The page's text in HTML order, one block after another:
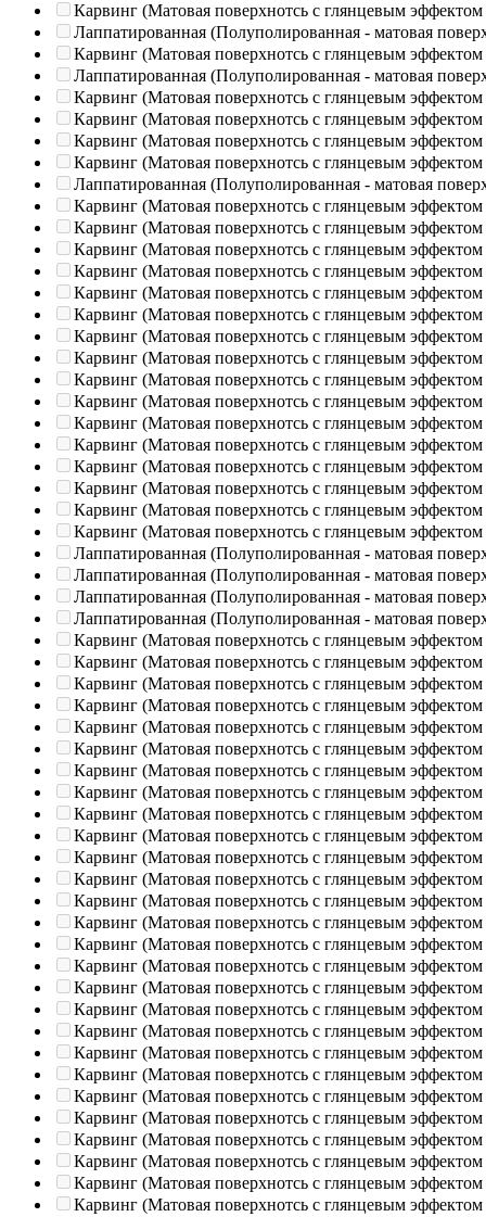
Карвинг (Матовая поверхнотсь с глянцевым эффектом
Лаппатированная (Полуполированная - матовая
Карвинг (Матовая поверхнотсь с глянцевым эффектом
Лаппатированная (Полуполированная - матовая
Карвинг (Матовая поверхнотсь с глянцевым эффектом
Карвинг (Матовая поверхнотсь с глянцевым эффектом
Карвинг (Матовая поверхнотсь с глянцевым эффектом
Карвинг (Матовая поверхнотсь с глянцевым эффектом
Лаппатированная (Полуполированная - матовая
Карвинг (Матовая поверхнотсь с глянцевым эффектом
Карвинг (Матовая поверхнотсь с глянцевым эффектом
Карвинг (Матовая поверхнотсь с глянцевым эффектом
Карвинг (Матовая поверхнотсь с глянцевым эффектом
Карвинг (Матовая поверхнотсь с глянцевым эффектом
Карвинг (Матовая поверхнотсь с глянцевым эффектом
Карвинг (Матовая поверхнотсь с глянцевым эффектом
Карвинг (Матовая поверхнотсь с глянцевым эффектом
Карвинг (Матовая поверхнотсь с глянцевым эффектом
Карвинг (Матовая поверхнотсь с глянцевым эффектом
Карвинг (Матовая поверхнотсь с глянцевым эффектом
Карвинг (Матовая поверхнотсь с глянцевым эффектом
Карвинг (Матовая поверхнотсь с глянцевым эффектом
Карвинг (Матовая поверхнотсь с глянцевым эффектом
Карвинг (Матовая поверхнотсь с глянцевым эффектом
Карвинг (Матовая поверхнотсь с глянцевым эффектом
Лаппатированная (Полуполированная - матовая
Лаппатированная (Полуполированная - матовая
Лаппатированная (Полуполированная - матовая
Лаппатированная (Полуполированная - матовая
Карвинг (Матовая поверхнотсь с глянцевым эффектом
Карвинг (Матовая поверхнотсь с глянцевым эффектом
Карвинг (Матовая поверхнотсь с глянцевым эффектом
Карвинг (Матовая поверхнотсь с глянцевым эффектом
Карвинг (Матовая поверхнотсь с глянцевым эффектом
Карвинг (Матовая поверхнотсь с глянцевым эффектом
Карвинг (Матовая поверхнотсь с глянцевым эффектом
Карвинг (Матовая поверхнотсь с глянцевым эффектом
Карвинг (Матовая поверхнотсь с глянцевым эффектом
Карвинг (Матовая поверхнотсь с глянцевым эффектом
Карвинг (Матовая поверхнотсь с глянцевым эффектом
Карвинг (Матовая поверхнотсь с глянцевым эффектом
Карвинг (Матовая поверхнотсь с глянцевым эффектом
Карвинг (Матовая поверхнотсь с глянцевым эффектом
Карвинг (Матовая поверхнотсь с глянцевым эффектом
Карвинг (Матовая поверхнотсь с глянцевым эффектом
Карвинг (Матовая поверхнотсь с глянцевым эффектом
Карвинг (Матовая поверхнотсь с глянцевым эффектом
Карвинг (Матовая поверхнотсь с глянцевым эффектом
Карвинг (Матовая поверхнотсь с глянцевым эффектом
Карвинг (Матовая поверхнотсь с глянцевым эффектом
Карвинг (Матовая поверхнотсь с глянцевым эффектом
Карвинг (Матовая поверхнотсь с глянцевым эффектом
Карвинг (Матовая поверхнотсь с глянцевым эффектом
Карвинг (Матовая поверхнотсь с глянцевым эффектом
Карвинг (Матовая поверхнотсь с глянцевым эффектом
Карвинг (Матовая поверхнотсь с глянцевым эффектом